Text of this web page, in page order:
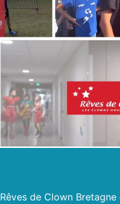
Rêves de Clown